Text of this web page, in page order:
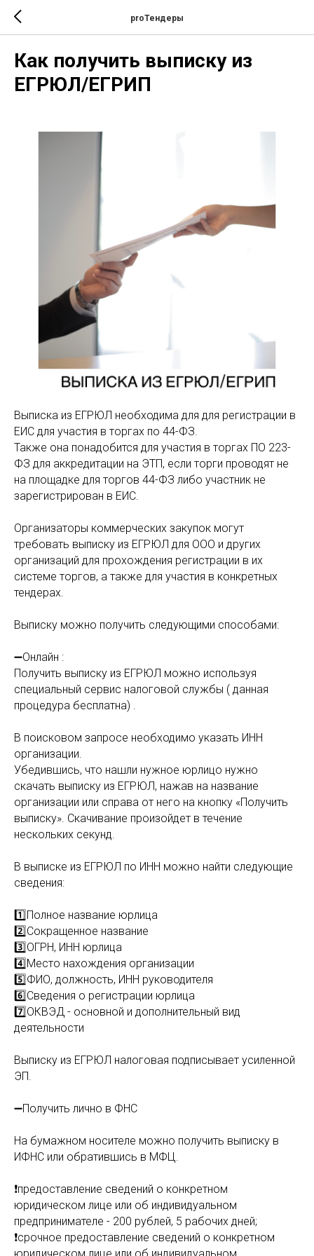
proТендеры
Как получить выписку из
ЕГРЮЛ/ЕГРИП
Выписка из ЕГРЮЛ необходима для для регистрации в
ЕИС для участия в торгах по 44-ФЗ.
Также она понадобится для участия в торгах ПО 223-
ФЗ для аккредитации на ЭТП, если торги проводят не
на площадке для торгов 44-ФЗ либо участник не
зарегистрирован в ЕИС.
Организаторы коммерческих закупок могут
требовать выписку из ЕГРЮЛ для ООО и других
организаций для прохождения регистрации в их
системе торгов, а также для участия в конкретных
тендерах.
Выписку можно получить следующими способами:
➖Онлайн :
Получить выписку из ЕГРЮЛ можно используя
специальный сервис налоговой службы ( данная
процедура бесплатна) .
В поисковом запросе необходимо указать ИНН
организации.
Убедившись, что нашли нужное юрлицо нужно
скачать выписку из ЕГРЮЛ, нажав на название
организации или справа от него на кнопку «Получить
выписку». Скачивание произойдет в течение
нескольких секунд.
В выписке из ЕГРЮЛ по ИНН можно найти следующие
сведения:
1️⃣Полное название юрлица
2️⃣Сокращенное название
3️⃣ОГРН, ИНН юрлица
4️⃣Место нахождения организации
5️⃣ФИО, должность, ИНН руководителя
6️⃣Сведения о регистрации юрлица
7️⃣ОКВЭД - основной и дополнительный вид
деятельности
Выписку из ЕГРЮЛ налоговая подписывает усиленной
ЭП.
➖Получить лично в ФНС
На бумажном носителе можно получить выписку в
ИФНС или обратившись в МФЦ.
❗️предоставление сведений о конкретном
юридическом лице или об индивидуальном
предпринимателе - 200 рублей, 5 рабочих дней;
❗️срочное предоставление сведений о конкретном